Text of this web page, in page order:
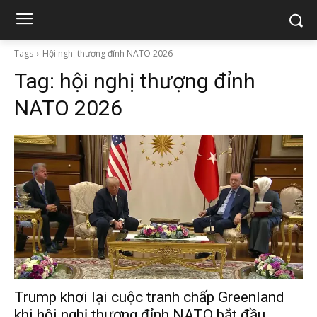
Tags Hội nghị thượng đỉnh NATO 2026
Tag: hội nghị thượng đỉnh
NATO 2026
Trump khơi lại cuộc tranh chấp Greenland